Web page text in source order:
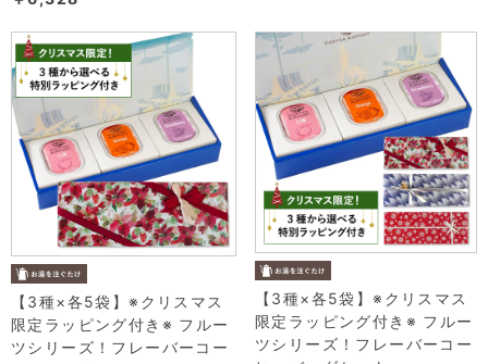
【3種×各5袋】※クリスマス
限定ラッピング付き※ フルー
ツシリーズ！フレーバーコー
【3種×各5袋】※クリスマス
限定ラッピング付き※ フルー
ツシリーズ！フレーバーコー